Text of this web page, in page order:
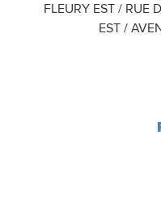
FLEURY EST / RUE
EST /